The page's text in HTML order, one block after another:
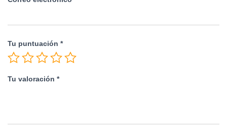
Tu puntuación *
Tu valoración *